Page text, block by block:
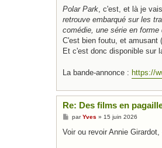
Polar Park, c'est, et là je
retrouve embarqué sur les
comédie, une série en forme
C'est bien foutu, et amusant
Et c'est donc disponible sur
La bande-annonce : https://
Re: Des films en
M
s
parYves » 15 juin 2026
Voir ou revoir Annie